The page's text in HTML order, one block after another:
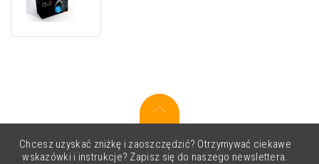
pro
Chcesz uzyskać zniżkę i zaoszczędzić? Otrzymywać ciekawe
wskazówki i instrukcje? Zapisz się do naszego newslettera.